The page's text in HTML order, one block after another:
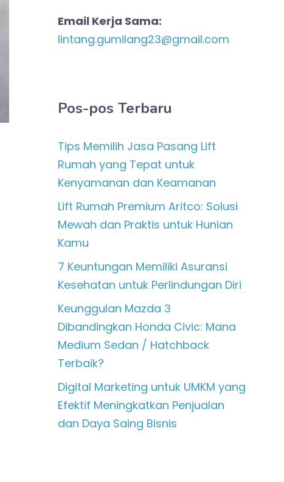
Email Kerja Sama:
lintang.gumilang23@gmail.com
Pos-pos Terbaru
Tips Memilih Jasa Pasang Lift
Rumah yang Tepat untuk
Kenyamanan dan Keamanan
Lift Rumah Premium Aritco: Solusi
Mewah dan Praktis untuk Hunian
Kamu
7 Keuntungan Memiliki Asuransi
Kesehatan untuk Perlindungan Diri
Keunggulan Mazda 3
Dibandingkan Honda Civic: Mana
Medium Sedan / Hatchback
Terbaik?
Digital Marketing untuk UMKM yang
Efektif Meningkatkan Penjualan
dan Daya Saing Bisnis